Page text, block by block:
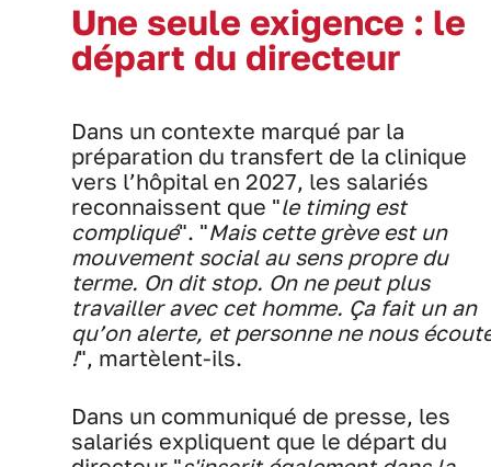
Une seule exigence : le
départ du directeur
Dans un contexte marqué par la
préparation du transfert de la clinique
vers l’hôpital en 2027, les salariés
reconnaissent que "le timing est
compliqué". "Mais cette grève est un
mouvement social au sens propre du
terme. On dit stop. On ne peut plus
travailler avec cet homme. Ça fait un an
qu’on alerte, et personne ne nous
!", martèlent-ils.
Dans un communiqué de presse, les
salariés expliquent que le départ du